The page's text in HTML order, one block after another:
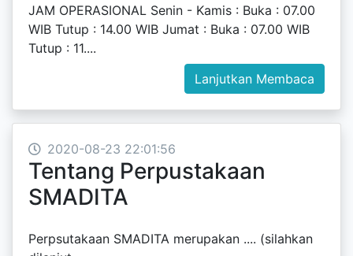
JAM OPERASIONAL Senin - Kamis : Buka : 07.00
WIB Tutup : 14.00 WIB Jumat : Buka : 07.00 WIB
Tutup : 11....
Lanjutkan Membaca
2020-08-23 22:01:56
Tentang Perpustakaan
SMADITA
Perpsutakaan SMADITA merupakan .... (silahkan